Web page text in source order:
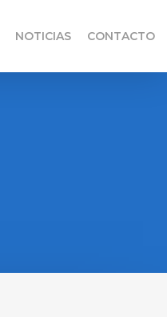
NOTICIAS CONTACTO